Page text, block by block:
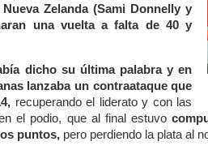
Zelanda (Sami Donnelly y
una vuelta a falta de 40 y
dicho su última palabra y en
lanzaba un contraataque que
recuperando el liderato y con las
el podio, que al final estuvo
puntos, pero perdiendo la plata al